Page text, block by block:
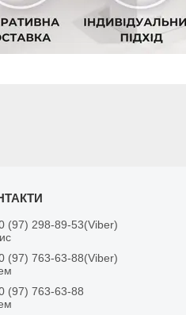
(97) 298-89-53 Viber
(97) 763-63-88 Viber
(97) 763-63-88